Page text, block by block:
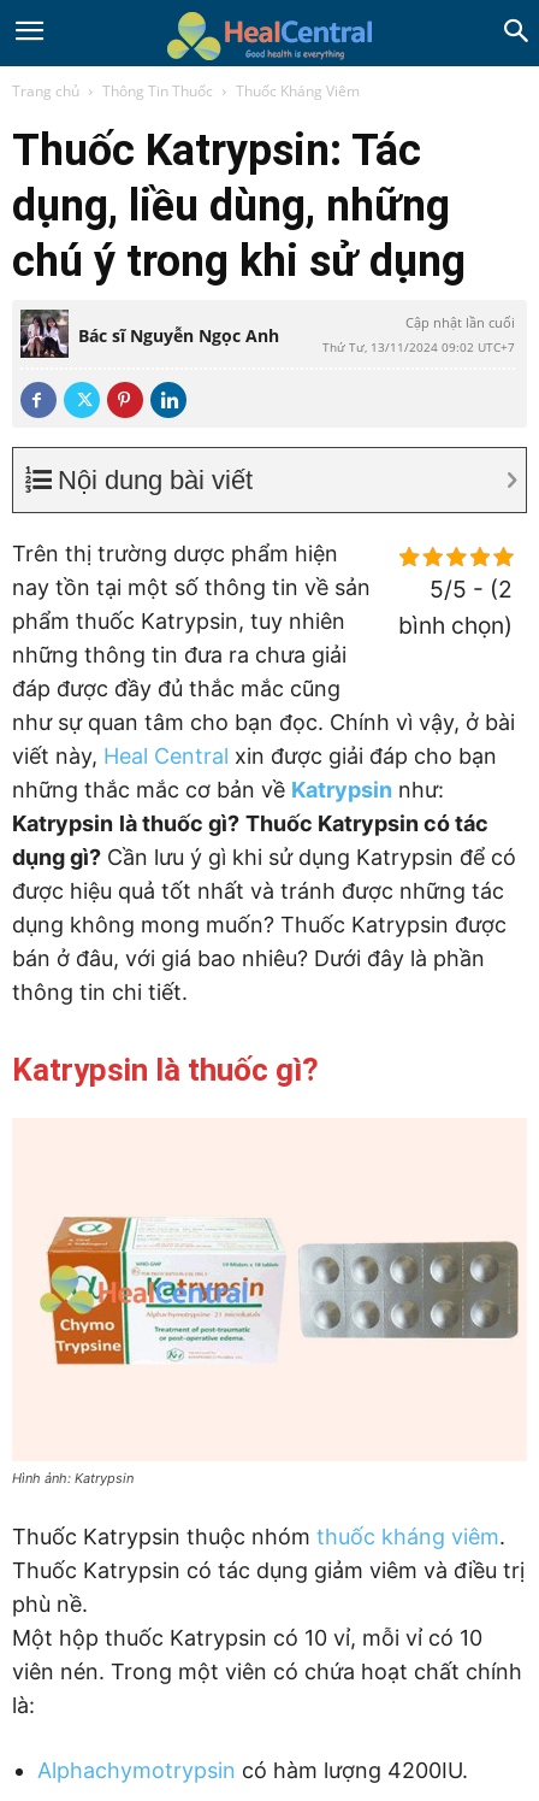
Trang chủ Thông Tin Thuốc Thuốc Kháng Viêm
Thuốc Katrypsin: Tác
dụng, liều dùng, những
chú ý trong khi sử dụng
Bác sĩ Nguyễn Ngọc Anh
Cập nhật lần cuối
Thứ Tư, 13/11/2024 09:02 UTC+7
Nội dung bài viết
5/5 - (2
bình chọn)
Trên thị trường dược phẩm hiện
nay tồn tại một số thông tin về sản
phẩm thuốc Katrypsin, tuy nhiên
những thông tin đưa ra chưa giải
đáp được đầy đủ thắc mắc cũng
như sự quan tâm cho bạn đọc. Chính vì vậy, ở bài
viết này, Heal Central xin được giải đáp cho bạn
những thắc mắc cơ bản về Katrypsin như:
Katrypsin là thuốc gì? Thuốc Katrypsincó tác
dụng gì? Cần lưu ý gì khi sử dụng Katrypsin để có
được hiệu quả tốt nhất và tránh được những tác
dụng không mong muốn? Thuốc Katrypsin được
bán ở đâu, với giá bao nhiêu? Dưới đây là phần
thông tin chi tiết.
Katrypsin là thuốc gì?
Hình ảnh: Katrypsin
Thuốc Katrypsin thuộc nhóm thuốc kháng viêm.
Thuốc Katrypsin có tác dụng giảm viêm và điều trị
phù nề.
Một hộp thuốc Katrypsin có 10 vỉ, mỗi vỉ có 10
viên nén. Trong một viên có chứa hoạt chất chính
là:
Alphachymotrypsin có hàm lượng 4200IU.